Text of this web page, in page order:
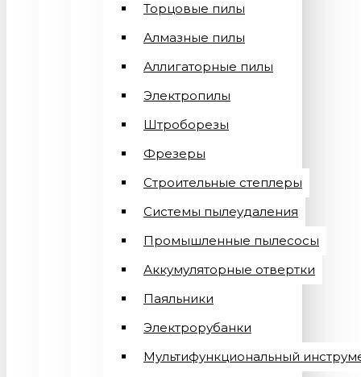
Торцовые пилы
Алмазные пилы
Аллигаторные пилы
Электропилы
Штроборезы
Фрезеры
Строительные степлеры
Системы пылеудаления
Промышленные пылесосы
Аккумуляторные отвертки
Паяльники
Электрорубанки
Мультифункциональный